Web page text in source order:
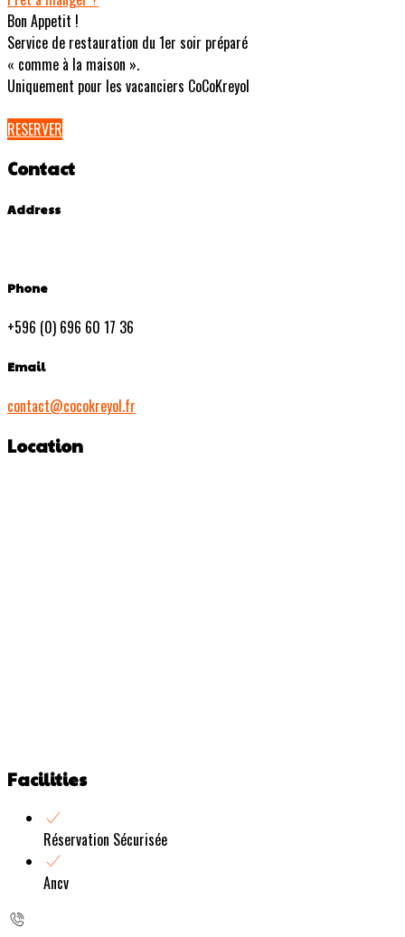
Bon Appetit !
Service de restauration du 1er soir préparé
« comme à la maison ».
Uniquement pour les vacanciers CoCoKreyol
RESERVER
Contact
Address
Phone
+596 (0) 696 60 17 36
Email
contact@cocokreyol.fr
Location
Facilities
Réservation Sécurisée
Ancv